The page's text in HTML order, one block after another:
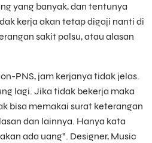
yang banyak, dan tentunya
kerja akan tetap digaji nanti di
sakit palsu, atau alasan
PNS, jam kerjanya tidak jelas.
lagi. Jika tidak bekerja maka
bisa memakai surat keterangan
dan lainnya. Hanya kata
ada uang”. Designer, Music